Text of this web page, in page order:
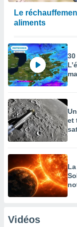
Le
aliments
30
et
Vidéos